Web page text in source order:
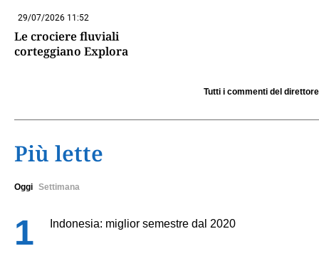
29/07/2026 11:52
Le crociere fluviali
corteggiano Explora
Tutti i commenti del direttore
Più lette
Oggi Settimana
Indonesia: miglior semestre dal 2020